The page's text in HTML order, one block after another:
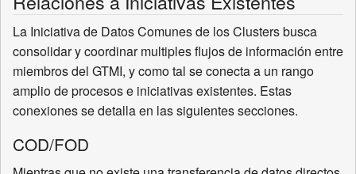
La Iniciativa de Datos Comunes de los Clusters busca
consolidar y coordinar multiples flujos de información entre
miembros del GTMI, y como tal se conecta a un rango
amplio de procesos e iniciativas existentes. Estas
conexiones se detalla en las siguientes secciones.
COD/FOD